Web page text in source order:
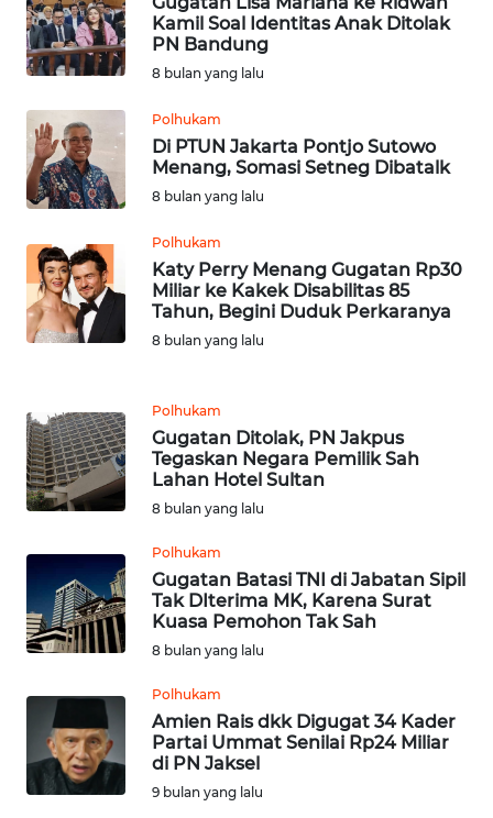
Kamil Soal Identitas Anak Ditolak
PN Bandung
8 bulan yang lalu
Polhukam
Di PTUN Jakarta Pontjo Sutowo
Menang, Somasi Setneg Dibatalk
8 bulan yang lalu
Polhukam
Katy Perry Menang Gugatan Rp30
Miliar ke Kakek Disabilitas 85
Tahun, Begini Duduk Perkaranya
8 bulan yang lalu
Polhukam
Gugatan Ditolak, PN Jakpus
Tegaskan Negara Pemilik Sah
Lahan Hotel Sultan
8 bulan yang lalu
Polhukam
Gugatan Batasi TNI di Jabatan Sipil
Tak DIterima MK, Karena Surat
Kuasa Pemohon Tak Sah
8 bulan yang lalu
Polhukam
Amien Rais dkk Digugat 34 Kader
Partai Ummat Senilai Rp24 Miliar
di PN Jaksel
9 bulan yang lalu
WN
KEPRI
PAPUA
WN
PAPUA
BARAT
WN
RIAU
WN
JAMBI
WN
WN
NTB
SULTENG
WN
SULBAR